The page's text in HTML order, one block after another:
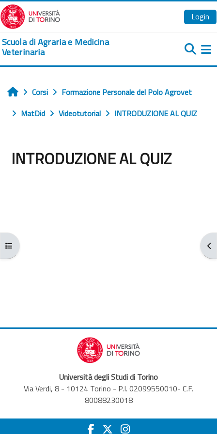
Vai al contenuto principale
Login
Scuola di Agraria e Medicina
Veterinaria
Apri indice del corso
Home
Corsi
Formazione Personale del Polo Agrovet
MatDid
Videotutorial INTRODUZIONE AL QUIZ
INTRODUZIONE AL QUIZ
Università degli Studi di Torino
Via Verdi, 8 - 10124 Torino - P.I. 02099550010- C.F.
80088230018